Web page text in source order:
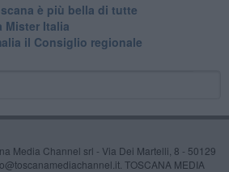
è più bella di tutte
Mister Italia
il Consiglio regionale
Media Channel srl - Via Dei Martelli, 8 - 50129
TOSCANA MEDIA